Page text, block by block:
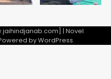
| Novel
byWordPress.